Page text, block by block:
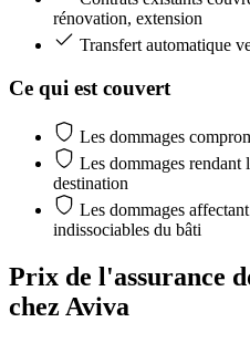
rénovation, extension
Transfert automatique
Ce qui est couvert
Les dommages
Les dommages rendant
destination
Les dommages
indissociables du bâti
Prix de l'assurance
chez Aviva